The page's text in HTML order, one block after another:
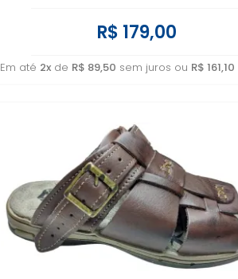
R$ 179,00
Em até 2x de R$ 89,50 sem juros ou R$ 161,10